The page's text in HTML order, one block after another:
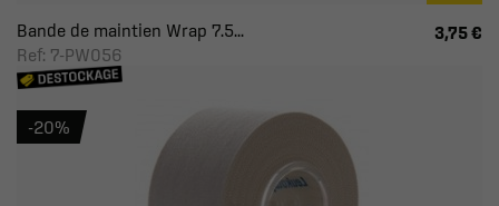
Bande de maintien Wrap 7.5...
Ref: 7-PW056
3,75 €
-20%